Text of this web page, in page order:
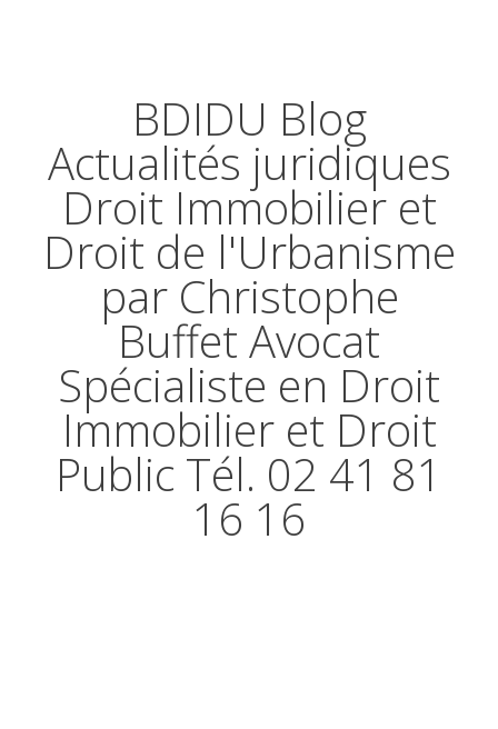
BDIDU Blog
Actualités juridiques
Droit Immobilier et
Droit de l'Urbanisme
par Christophe
Buffet Avocat
Spécialiste en Droit
Immobilier et Droit
Public Tél. 02 41 81
16 16